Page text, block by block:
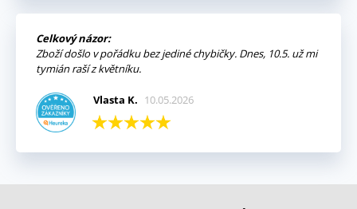
Celkový názor:
Zboží došlo v pořádku bez jediné chybičky. Dnes, 10.5. už mi
tymián raší z květníku.
Vlasta K. 10.05.2026